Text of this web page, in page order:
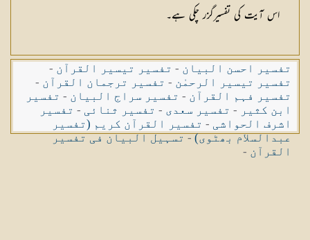
اس آیت کی تفسیرگزر چکی ہے۔
تفسیر احسن البیان - تفسیر تیسیر القرآن -
تفسیر تیسیر الرحمٰن - تفسیر ترجمان القرآن -
تفسیر فہم القرآن - تفسیر سراج البیان - تفسیر
ابن کثیر - تفسیر سعدی - تفسیر ثنائی - تفسیر
اشرف الحواشی - تفسیر القرآن کریم (تفسیر
عبدالسلام بھٹوی)-تسہیل البیان فی تفسیر
القرآن -